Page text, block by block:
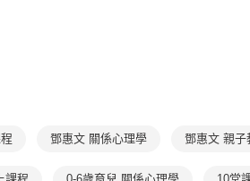
鄧惠文 關係心理學 鄧惠文 親子